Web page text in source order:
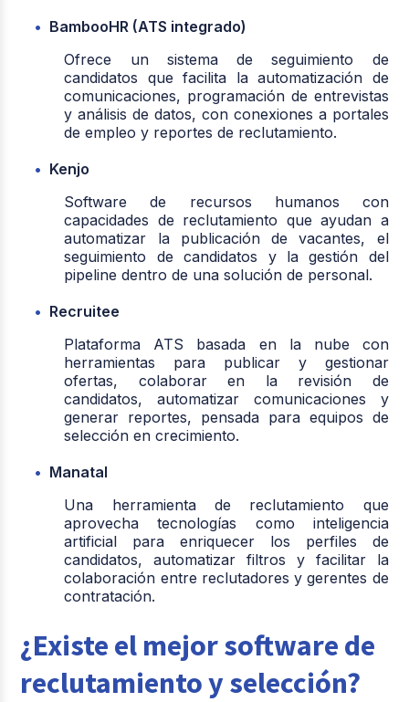
BambooHR (ATS integrado)
Ofrece un sistema de seguimiento de
candidatos que facilita la automatización de
comunicaciones, programación de entrevistas
y análisis de datos, con conexiones a portales
de empleo y reportes de reclutamiento.
Kenjo
Software de recursos humanos con
capacidades de reclutamiento que ayudan a
automatizar la publicación de vacantes, el
seguimiento de candidatos y la gestión del
pipeline dentro de una solución de personal.
Recruitee
Plataforma ATS basada en la nube con
herramientas para publicar y gestionar
ofertas, colaborar en la revisión de
candidatos, automatizar comunicaciones y
generar reportes, pensada para equipos de
selección en crecimiento.
Manatal
Una herramienta de reclutamiento que
aprovecha tecnologías como inteligencia
artificial para enriquecer los perfiles de
candidatos, automatizar filtros y facilitar la
colaboración entre reclutadores y gerentes de
contratación.
¿Existe el mejor software de
reclutamiento y selección?